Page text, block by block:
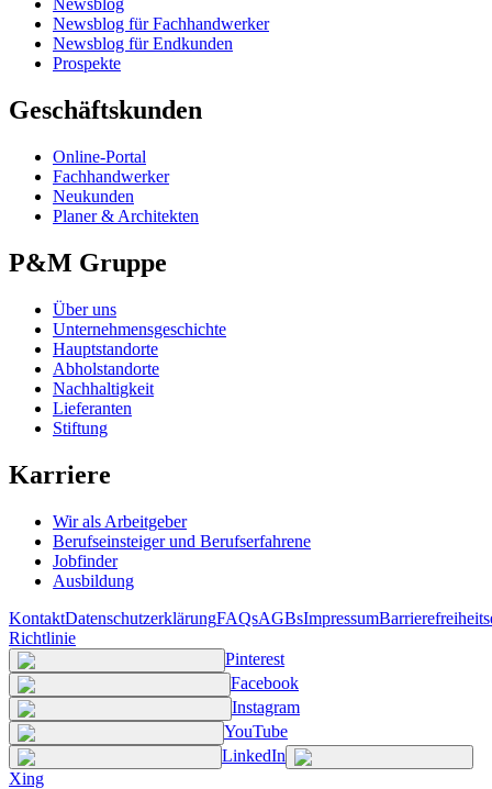
Newsblog
Newsblog für Fachhandwerker
Newsblog für Endkunden
Prospekte
Geschäftskunden
Online-Portal
Fachhandwerker
Neukunden
Planer & Architekten
P&M Gruppe
Über uns
Unternehmensgeschichte
Hauptstandorte
Abholstandorte
Nachhaltigkeit
Lieferanten
Stiftung
Karriere
Wir als Arbeitgeber
Berufseinsteiger und Berufserfahrene
Jobfinder
Ausbildung
KontaktDatenschutzerklärungFAQsAGBsImpressum
Richtlinie
Pinterest
Facebook
Instagram
YouTube
LinkedIn
Xing